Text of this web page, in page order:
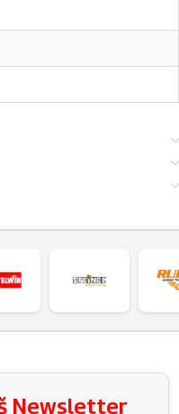
Newsletter